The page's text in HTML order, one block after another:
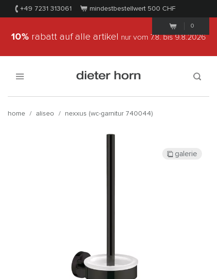
+49 7231 313061 mindestbestellwert 500 CHF
0
10% rabatt auf alle artikel nur vom 7.8.bis 9.8.2026
home / aliseo / nexxus (wc-garnitur 740044)
galerie